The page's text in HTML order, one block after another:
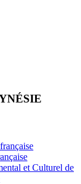
et Culturel de